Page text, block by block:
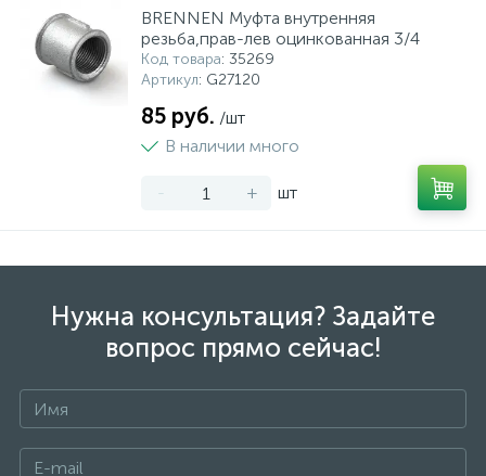
BRENNEN Муфта внутренняя
резьба,прав-лев оцинкованная 3/4
Код товара: 35269
Артикул: G27120
85 руб. /шт
В наличии много
- + шт
Нужна консультация? Задайте
вопрос прямо сейчас!